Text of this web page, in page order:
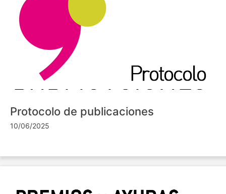
Protocolo de publicaciones
10/06/2025